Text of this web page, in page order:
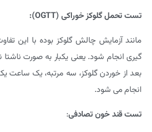
تست تحمل گلوکز خوراکی(OGTT)
:
گیری انجام شود. یعنی یکبار به صورت
بعد از خوردن گلوکز، سه مرتبه، یک ساعت
انجام می شود.
تست قند خون تصادفی: